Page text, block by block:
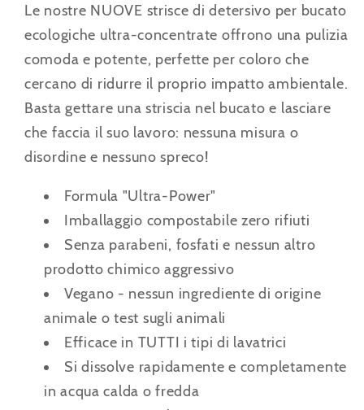
Le nostre NUOVE strisce di detersivo per bucato
ecologiche ultra-concentrate offrono una pulizia
comoda e potente, perfette per coloro che
cercano di ridurre il proprio impatto ambientale.
Basta gettare una striscia nel bucato e lasciare
che faccia il suo lavoro: nessuna misura o
disordine e nessuno spreco!
Formula "Ultra-Power"
Imballaggio compostabile zero rifiuti
Senza parabeni, fosfati e nessun altro
prodotto chimico aggressivo
Vegano - nessun ingrediente di origine
animale o test sugli animali
Efficace in TUTTI i tipi di lavatrici
Si dissolve rapidamente e completamente
in acqua calda o fredda